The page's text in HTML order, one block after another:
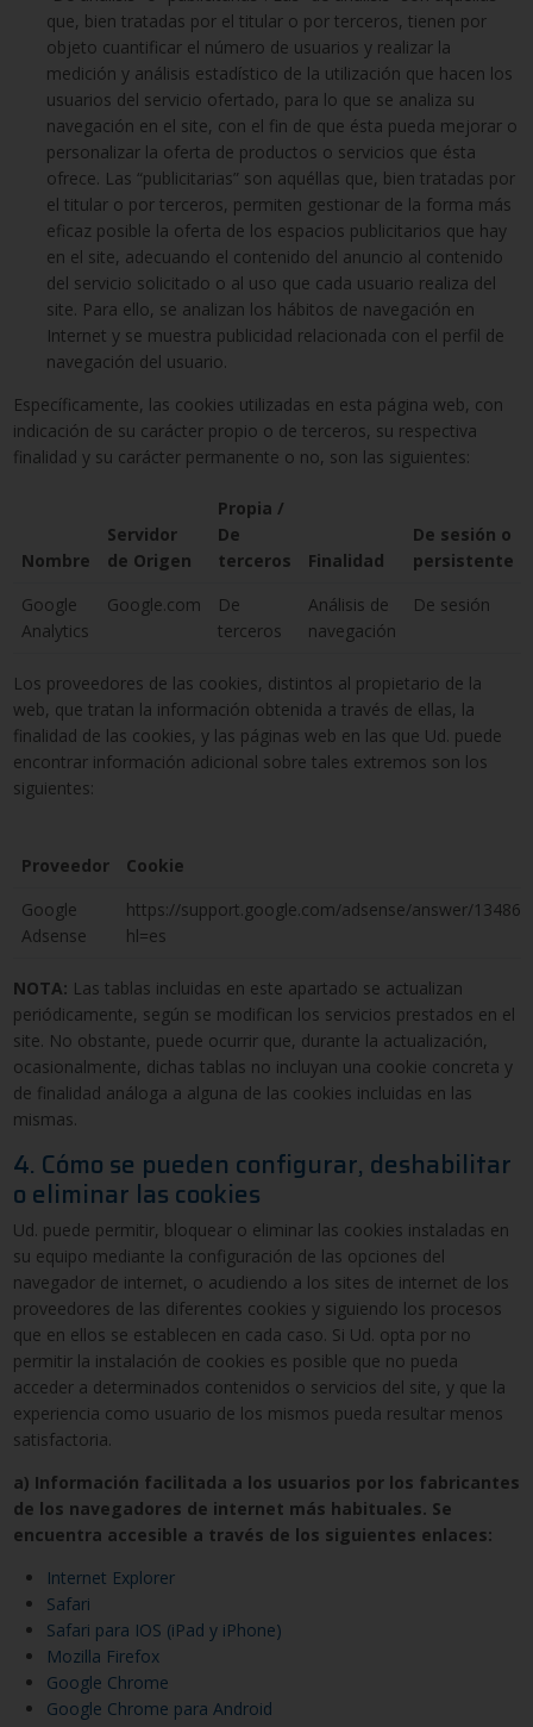
que, bien tratadas por el titular o por terceros, tienen por
objeto cuantificar el número de usuarios y realizar la
medición y análisis estadístico de la utilización que hacen los
usuarios del servicio ofertado, para lo que se analiza su
navegación en el site, con el fin de que ésta pueda mejorar o
personalizar la oferta de productos o servicios que ésta
ofrece. Las “publicitarias” son aquéllas que, bien tratadas por
el titular o por terceros, permiten gestionar de la forma más
eficaz posible la oferta de los espacios publicitarios que hay
en el site, adecuando el contenido del anuncio al contenido
del servicio solicitado o al uso que cada usuario realiza del
site. Para ello, se analizan los hábitos de navegación en
Internet y se muestra publicidad relacionada con el perfil de
navegación del usuario.
Específicamente, las cookies utilizadas en esta página web, con
indicación de su carácter propio o de terceros, su respectiva
finalidad y su carácter permanente o no, son las siguientes:
Nombre
Servidor
de Origen
Propia /
De
terceros
Finalidad
De sesión o
persistente
Google
Analytics
Google.com
De
terceros
Análisis de
navegación
De sesión
Los proveedores de las cookies, distintos al propietario de la
web, que tratan la información obtenida a través de ellas, la
finalidad de las cookies, y las páginas web en las que Ud. puede
encontrar información adicional sobre tales extremos son los
siguientes:
Proveedor
Cookie
Google
Adsense
https://support.google.com/adsense/answer/
hl=es
NOTA: Las tablas incluidas en este apartado se actualizan
periódicamente, según se modifican los servicios prestados en el
site. No obstante, puede ocurrir que, durante la actualización,
ocasionalmente, dichas tablas no incluyan una cookie concreta y
de finalidad análoga a alguna de las cookies incluidas en las
mismas.
4. Cómo se pueden configurar, deshabilitar
o eliminar las cookies
Ud. puede permitir, bloquear o eliminar las cookies instaladas en
su equipo mediante la configuración de las opciones del
navegador de internet, o acudiendo a los sites de internet de los
proveedores de las diferentes cookies y siguiendo los procesos
que en ellos se establecen en cada caso. Si Ud. opta por no
permitir la instalación de cookies es posible que no pueda
acceder a determinados contenidos o servicios del site, y que la
experiencia como usuario de los mismos pueda resultar menos
satisfactoria.
a) Información facilitada a los usuarios por los fabricantes
de los navegadores de internet más habituales. Se
encuentra accesible a través de los siguientes enlaces:
Internet Explorer
Safari
Safari para IOS (iPad y iPhone)
Mozilla Firefox
Google Chrome
Google Chrome para Android